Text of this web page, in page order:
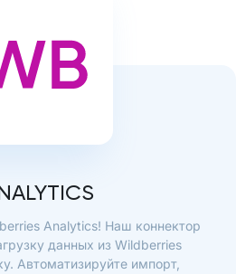
Analytics! Наш коннектор
данных из Wildberries
Автоматизируйте импорт,